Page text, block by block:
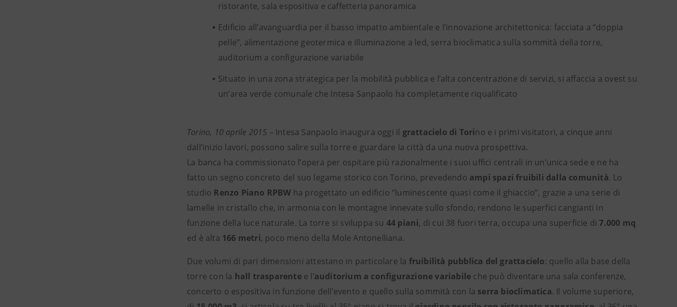
ristorante, sala espositiva e caffetteria panoramica
Edificio all’avanguardia per il basso impatto ambientale e l’innovazione architettonica: facciata a “doppia
pelle”, alimentazione geotermica e illuminazione a led, serra bioclimatica sulla sommità della torre,
auditorium a configurazione variabile
Situato in una zona strategica per la mobilità pubblica e l’alta concentrazione di servizi, si affaccia a ovest su
un’area verde comunale che Intesa Sanpaolo ha completamente riqualificato
Torino, 10 aprile 2015 – Intesa Sanpaolo inaugura oggi il grattacielo di Torino e i primi visitatori, a cinque anni
dall’inizio lavori, possono salire sulla torre e guardare la città da una nuova prospettiva.
La banca ha commissionato l’opera per ospitare più razionalmente i suoi uffici centrali in un’unica sede e ne ha
fatto un segno concreto del suo legame storico con Torino, prevedendo ampi spazi fruibili dalla comunità. Lo
studio Renzo Piano RPBW ha progettato un edificio “luminescente quasi come il ghiaccio”, grazie a una serie di
lamelle in cristallo che, in armonia con le montagne innevate sullo sfondo, rendono le superfici cangianti in
funzione della luce naturale. La torre si sviluppa su 44 piani, di cui 38 fuori terra, occupa una superficie di7.000 mq
ed è alta 166 metri, poco meno della Mole Antonelliana.
Due volumi di pari dimensioni attestano in particolare la fruibilità pubblica del grattacielo: quello alla base della
torre con la hall trasparentee l’auditorium a configurazione variabile che può diventare una sala conferenze,
concerto o espositiva in funzione dell’evento e quello sulla sommità con la serra bioclimatica. Il volume superiore,